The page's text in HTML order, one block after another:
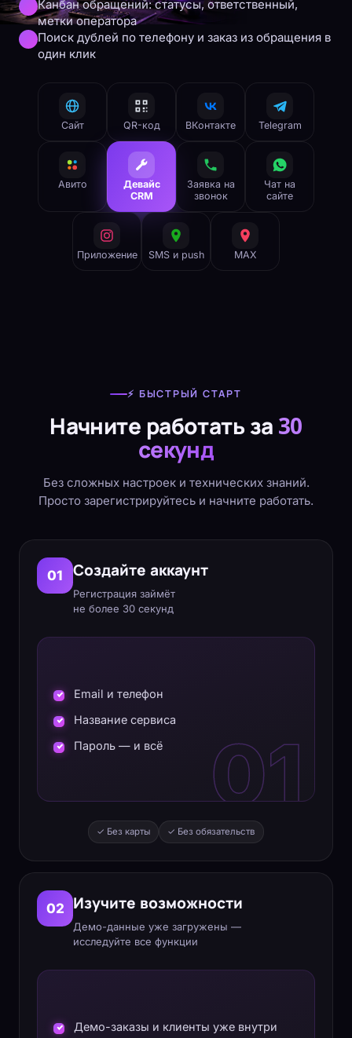
Канбан обращений: статусы, ответственный,
метки оператора
Поиск дублей по телефону и заказ из обращения в
один клик
Сайт QR-код ВКонтакте Telegram
Авито
Девайс
CRM
Заявка на
звонок
Чат на
сайте
Приложение SMS и push MAX
⚡ БЫСТРЫЙ СТАРТ
Начните работать за 30
секунд
Без сложных настроек и технических знаний.
Просто зарегистрируйтесь и начните работать.
01 Создайте аккаунт
Регистрация займёт
не более 30 секунд
01
Email и телефон
Название сервиса
Пароль — и всё
✓ Без карты ✓ Без обязательств
02 Изучите возможности
Демо-данные уже загружены —
исследуйте все функции
Демо-заказы и клиенты уже внутри